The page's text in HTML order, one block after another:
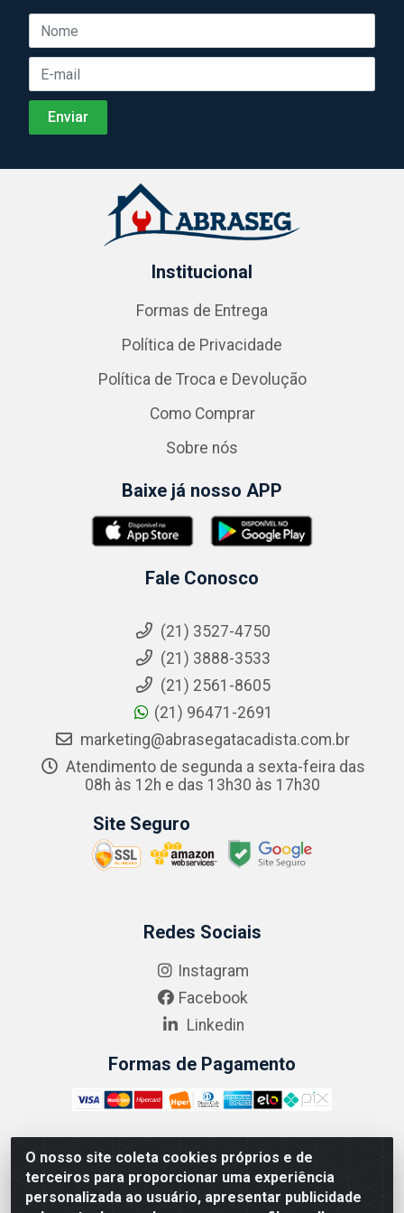
O nosso site coleta cookies próprios e de
terceiros para proporcionar uma experiência
personalizada ao usuário, apresentar publicidade
Institucional
Formas de Entrega
Política de Privacidade
Política de Troca e Devolução
Como Comprar
Sobre nós
Baixe já nosso APP
Fale Conosco
(21) 3527-4750
(21) 3888-3533
(21) 2561-8605
(21) 96471-2691
marketing@abrasegatacadista.com.br
Atendimento de segunda a sexta-feira das
08h às 12h e das 13h30 às 17h30
Site Seguro
Redes Sociais
Instagram
Facebook
Linkedin
Formas de Pagamento
ABRASEG COMÉRCIO ATACADISTA LTDA - CNPJ:
10.894.768/0001-00 - Avenida Lobo Júnior, 1045 -
Penha Circular - Rio de Janeiro - RJ - CEP 21020-124